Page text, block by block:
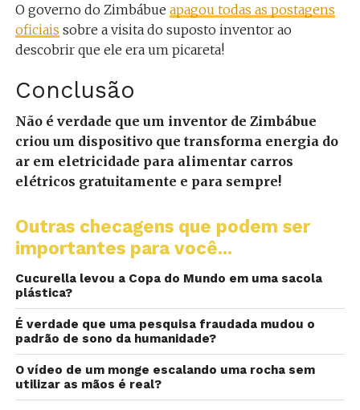
O governo do Zimbábue apagou todas as postagens
oficiais sobre a visita do suposto inventor ao
descobrir que ele era um picareta!
Conclusão
Não é verdade que um inventor de Zimbábue
criou um dispositivo que transforma energia do
ar em eletricidade para alimentar carros
elétricos gratuitamente e para sempre!
Outras checagens que podem ser
importantes para você...
Cucurella levou a Copa do Mundo em uma sacola
plástica?
É verdade que uma pesquisa fraudada mudou o
padrão de sono da humanidade?
O vídeo de um monge escalando uma rocha sem
utilizar as mãos é real?